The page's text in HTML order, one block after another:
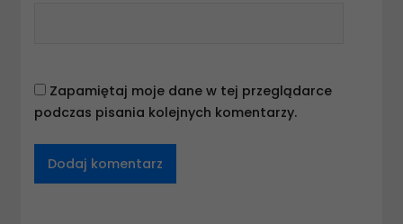
Zapamiętaj moje dane w tej przeglądarce
podczas pisania kolejnych komentarzy.